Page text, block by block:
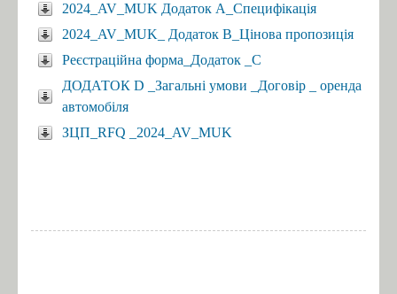
2024_AV_MUK Додаток А_Специфікація
2024_AV_MUK_ Додаток В_Цінова пропозиція
Реєстраційна форма_Додаток _C
ДОДАТОК D _Загальні умови _Договір _ оренда
автомобіля
ЗЦП_RFQ _2024_AV_MUK